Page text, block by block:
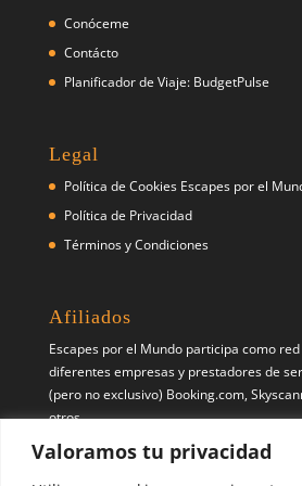
Valoramos tu privacidad
Conóceme
Contácto
Planificador de Viaje: BudgetPulse
Legal
Política de Cookies Escapes por el
Política de Privacidad
Términos y Condiciones
Afiliados
Escapes por el Mundo participa como
diferentes empresas y prestadores de
(pero no exclusivo) Booking.com,
otros.